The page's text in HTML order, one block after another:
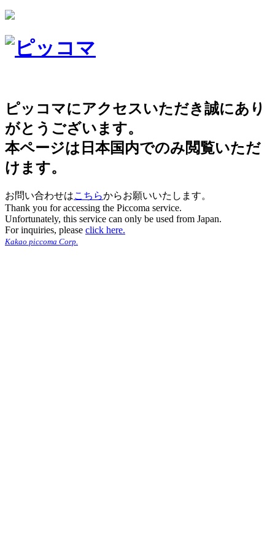
ピッコマにアクセスいただき誠にあり
がとうございます。
本ページは日本国内でのみ閲覧いただ
けます。
お問い合わせはこちらからお願いいたします。
Thank you for accessing the Piccoma service.
Unfortunately, this service can only be used from Japan.
For inquiries, please click here.
Kakao piccoma Corp.